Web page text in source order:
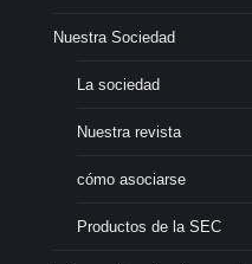
Nuestra Sociedad
La sociedad
Nuestra revista
cómo asociarse
Productos de la SEC